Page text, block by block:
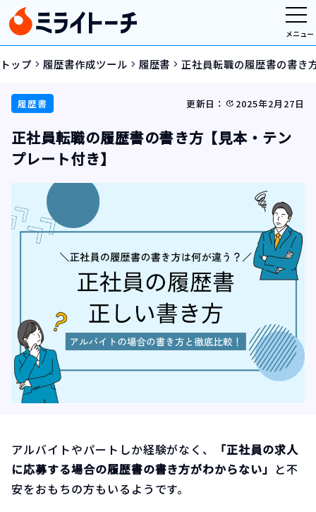
メニュー
トップ navigate_next 履歴書作成ツール navigate_next 履歴書 navigate_next正社員転職の履歴書の書き
履歴書 更新日： update 2025年2月27日
正社員転職の履歴書の書き方【見本・テン
プレート付き】
アルバイトやパートしか経験がなく、
「正社員の求人
に応募する場合の履歴書の書き方がわからない」 と不
安をおもちの方もいるようです。